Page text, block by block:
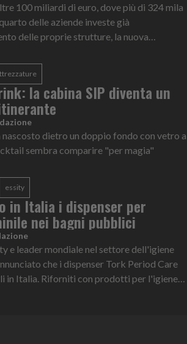
100 miliardi di euro, dove più di 324 mila
delle aziende investe già
delle proprie strutture, la nuova
la cabina SIP diventa un
dietro un doppio fondo con vetro a
sembra comparire "per magia"
essity
in Italia i dispenser per
nei bagni pubblici
e leader mondiale nel settore dell'igiene
che i dispenser Tork Period Care
in Italia. Riforniti con prodotti per l'igiene